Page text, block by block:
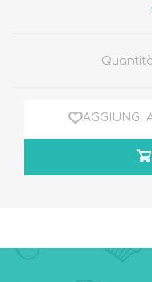
AGGIUNGI